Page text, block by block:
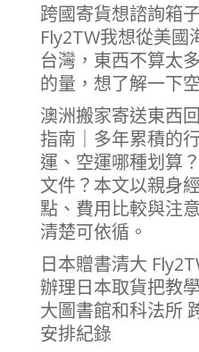
跨國寄貨想諮詢箱
Fly2TW我想從美國
台灣，東西不算太
的量，想了解一下
澳洲搬家寄送東西
指南｜多年累積的
運、空運哪種划算
文件？本文以親身
點、費用比較與注
清楚可依循。
日本贈書清大
辦理日本取貨把教
大圖書館和科法所
安排紀錄